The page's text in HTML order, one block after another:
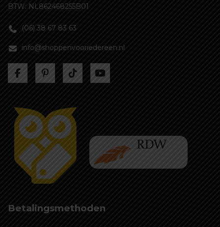
BTW: NL862468255B01
(06) 38 67 83 63
info@shoppenvooriedereen.nl
Betalingsmethoden